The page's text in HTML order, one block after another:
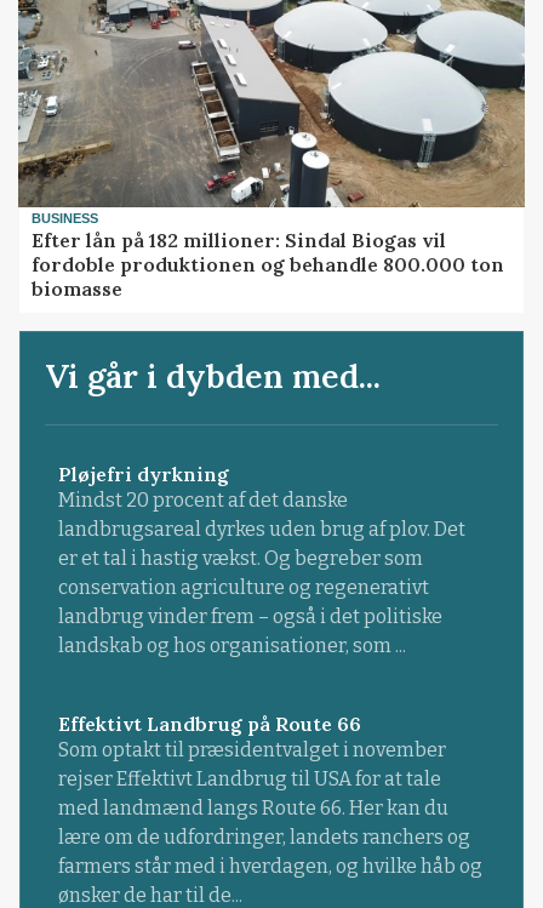
BUSINESS
Efter lån på 182 millioner: Sindal Biogas vil
fordoble produktionen og behandle 800.000 ton
biomasse
Vi går i dybden med...
Pløjefri dyrkning
Mindst 20 procent af det danske
landbrugsareal dyrkes uden brug af plov. Det
er et tal i hastig vækst. Og begreber som
conservation agriculture og regenerativt
landbrug vinder frem – også i det politiske
landskab og hos organisationer, som ...
Effektivt Landbrug på Route 66
Som optakt til præsidentvalget i november
rejser Effektivt Landbrug til USA for at tale
med landmænd langs Route 66. Her kan du
lære om de udfordringer, landets ranchers og
farmers står med i hverdagen, og hvilke håb og
ønsker de har til de...